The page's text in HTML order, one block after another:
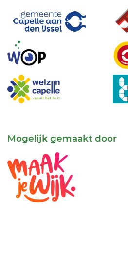
Mogelijk gemaakt door